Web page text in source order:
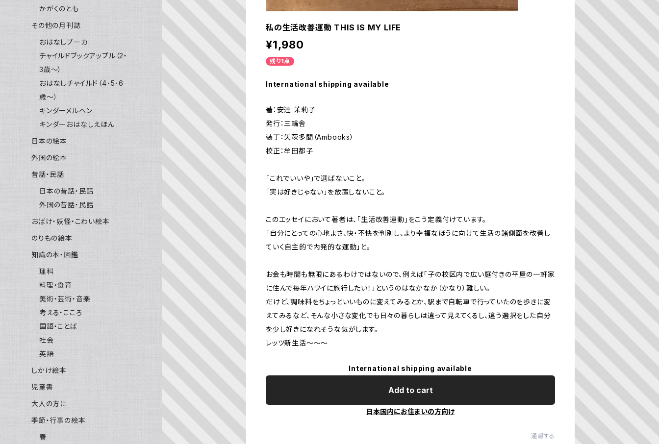
私の生活改善運動 THIS IS MY LIFE
¥1,980
残り1点
International shipping available
著：安達 茉莉子
発行：三輪舎
装丁：矢萩多聞（Ambooks）
校正：牟田都子
「これでいいや」で選ばないこと。
「実は好きじゃない」を放置しないこと。
このエッセイにおいて著者は、「生活改善運動」をこう定義付けています。
「自分にとっての心地よさ、快・不快を判別し、より幸福なほうに向けて生活の諸側面を改善し
ていく自主的で内発的な運動」と。
お金も時間も無限にあるわけではないので、例えば「子の校区内で広い庭付きの平屋の一軒家
に住んで毎年ハワイに旅行したい！」というのはなかなか（かなり）難しい。
だけど、調味料をちょっといいものに変えてみるとか、駅まで自転車で行っていたのを歩きに変
えてみるなど、そんな小さな変化でも日々の暮らしは違って見えてくるし、違う選択をした自分
を少し好きになれそうな気がします。
レッツ新生活〜〜〜
International shipping available
Add to cart
日本国内にお住まいの方向け
通報する
かがくのとも
その他の月刊誌
おはなしプーカ
チャイルドブックアップル（2・
3歳～）
おはなしチャイルド（4･5･6
歳～）
キンダーメルヘン
キンダーおはなしえほん
日本の絵本
外国の絵本
昔話・民話
日本の昔話・民話
外国の昔話・民話
おばけ・妖怪・こわい絵本
のりもの絵本
知識の本・図鑑
理科
料理・食育
美術・芸術・音楽
考える・こころ
国語・ことば
社会
英語
しかけ絵本
児童書
大人の方に
季節・行事の絵本
春